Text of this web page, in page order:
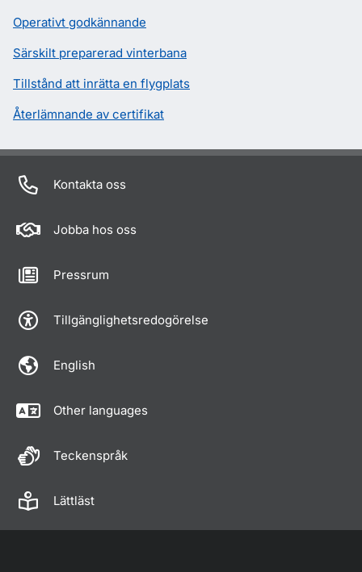
Operativt godkännande
Särskilt preparerad vinterbana
Tillstånd att inrätta en flygplats
Återlämnande av certifikat
Kontakta oss
Jobba hos oss
Pressrum
Tillgänglighetsredogörelse
English
Other languages
Teckenspråk
Lättläst